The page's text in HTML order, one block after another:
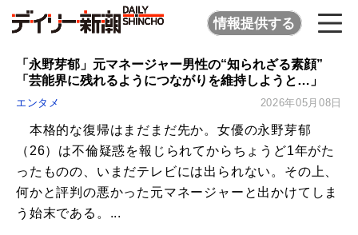
情報提供する
「永野芽郁」元マネージャー男性の“知られざる素顔”
「芸能界に残れるようにつながりを維持しようと…」
エンタメ 2026年05月08日
本格的な復帰はまだまだ先か。女優の永野芽郁
（26）は不倫疑惑を報じられてからちょうど1年がた
ったものの、いまだテレビには出られない。その上、
何かと評判の悪かった元マネージャーと出かけてしま
う始末である。...